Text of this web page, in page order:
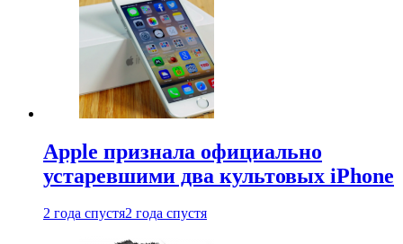
Apple признала официально
устаревшими два культовых iPhone
2 года спустя2 года спустя